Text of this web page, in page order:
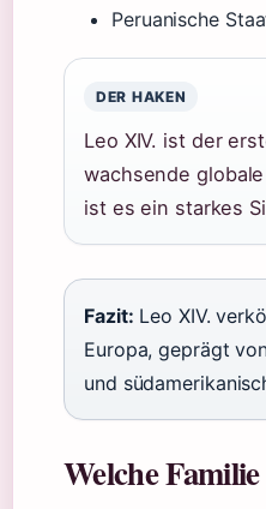
Peruanische
DER HAKEN
Leo XIV. ist der
wachsende
ist es ein starkes
Fazit: Leo XIV.
Europa, geprägt
und
Welche